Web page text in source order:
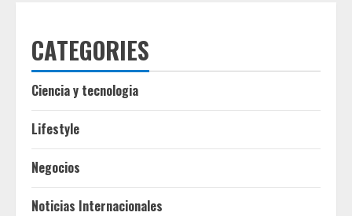
CATEGORIES
Ciencia y tecnologia
Lifestyle
Negocios
Noticias Internacionales